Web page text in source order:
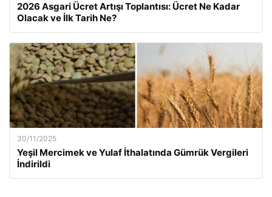
2026 Asgari Ücret Artışı Toplantısı: Ücret Ne Kadar
Olacak ve İlk Tarih Ne?
30/11/2025
Yeşil Mercimek ve Yulaf İthalatında Gümrük Vergileri
İndirildi